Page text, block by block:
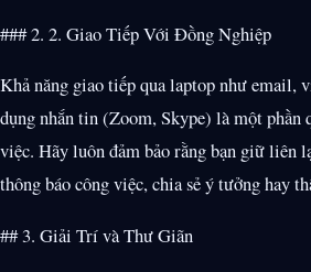
### 2. 2. Giao Tiếp Với Đồng Nghiệp
Khả năng giao tiếp qua laptop như email,
dụng nhắn tin (Zoom, Skype) là một phần
việc. Hãy luôn đảm bảo rằng bạn giữ liên
thông báo công việc, chia sẻ ý tưởng hay
## 3. Giải Trí và Thư Giãn